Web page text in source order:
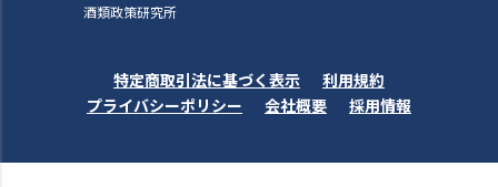
酒類政策研究所
特定商取引法に基づく表示
利用規約
プライバシーポリシー
会社概要 採用情報